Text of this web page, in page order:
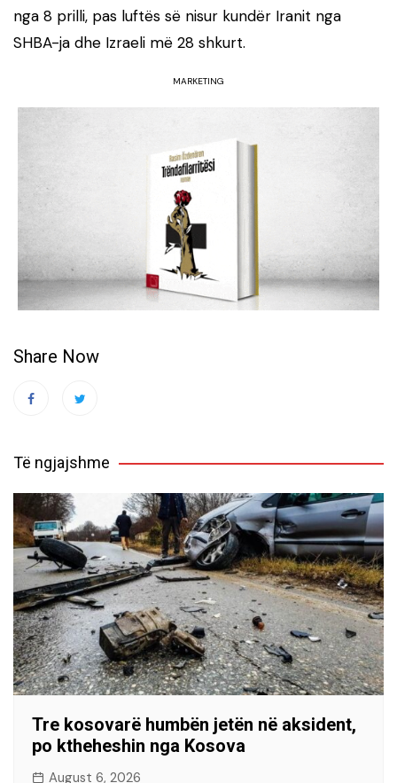
nga 8 prilli, pas luftës së nisur kundër Iranit nga
SHBA-ja dhe Izraeli më 28 shkurt.
MARKETING
Share Now
Të ngjajshme
Tre kosovarë humbën jetën në aksident,
po ktheheshin nga Kosova
August 6, 2026